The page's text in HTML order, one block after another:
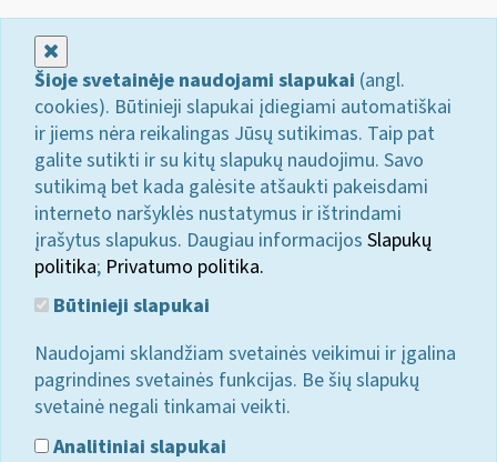
Šioje svetainėje naudojami slapukai (angl.
cookies). Būtinieji slapukai įdiegiami automatiškai
ir jiems nėra reikalingas Jūsų sutikimas. Taip pat
galite sutikti ir su kitų slapukų naudojimu. Savo
sutikimą bet kada galėsite atšaukti pakeisdami
interneto naršyklės nustatymus ir ištrindami
įrašytus slapukus. Daugiau informacijos Slapukų
politika; Privatumo politika.
Būtinieji slapukai
Naudojami sklandžiam svetainės veikimui ir įgalina
pagrindines svetainės funkcijas. Be šių slapukų
svetainė negali tinkamai veikti.
Analitiniai slapukai